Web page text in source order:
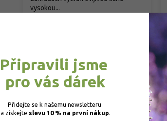
vysokou...
Připravili jsme
pro vás dárek
Přidejte se k našemu newsletteru
a získejte slevu 10 % na první nákup.